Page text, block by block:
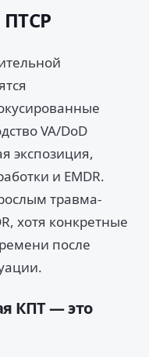
ПТСР
VA/DoD
экспозиция,
и EMDR.
травма-
хотя конкретные
после
КПТ — это